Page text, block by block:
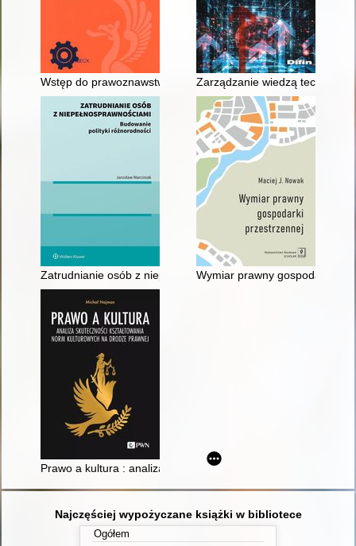
Wstęp do prawoznawstwa Zarządzanie wiedzą
Zatrudnianie osób z niepełnosprawnościami : budowanie
Wymiar prawny gospodarki
Prawo a kultura : analiza skuteczności kształtowania norm
Najczęściej wypożyczane książki w bibliotece
Ogółem